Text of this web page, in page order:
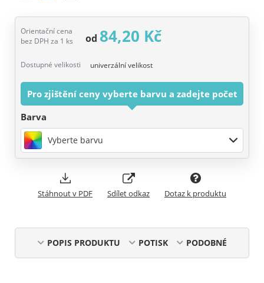
Orientační cena
bez DPH za 1 ks
od 84,20 Kč
Dostupné velikosti univerzální velikost
Pro zjištění ceny vyberte barvu a zadejte počet
Barva
Vyberte barvu
Stáhnout v PDF Sdílet odkaz Dotaz k produktu
POPIS PRODUKTU POTISK PODOBNÉ